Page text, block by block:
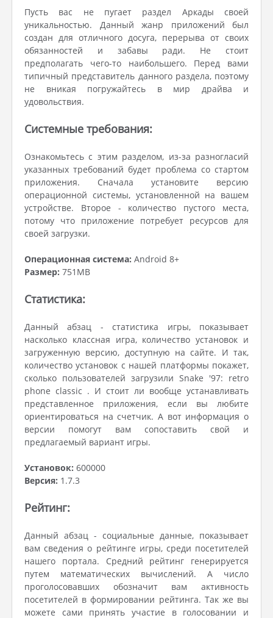
Пусть вас не пугает раздел Аркады своей
уникальностью. Данный жанр приложений был
создан для отличного досуга, перерыва от своих
обязанностей и забавы ради. Не стоит
предполагать чего-то наибольшего. Перед вами
типичный представитель данного раздела, поэтому
не вникая погружайтесь в мир драйва и
удовольствия.
Системные требования:
Ознакомьтесь с этим разделом, из-за разногласий
указанных требований будет проблема со стартом
приложения. Сначала установите версию
операционной системы, установленной на вашем
устройстве. Второе - количество пустого места,
потому что приложение потребует ресурсов для
своей загрузки.
Операционная система: Android 8+
Размер: 751MB
Статистика:
Данный абзац - статистика игры, показывает
насколько классная игра, количество установок и
загруженную версию, доступную на сайте. И так,
количество установок с нашей платформы покажет,
сколько пользователей загрузили Snake '97: retro
phone classic . И стоит ли вообще устанавливать
представленное приложения, если вы любите
ориентироваться на счетчик. А вот информация о
версии помогут вам сопоставить свой и
предлагаемый вариант игры.
Установок: 600000
Версия: 1.7.3
Рейтинг:
Данный абзац - социальные данные, показывает
вам сведения о рейтинге игры, среди посетителей
нашего портала. Средний рейтинг генерируется
путем математических вычислений. А число
проголосовавших обозначит вам активность
посетителей в формировании рейтинга. Так же вы
можете сами принять участие в голосовании и